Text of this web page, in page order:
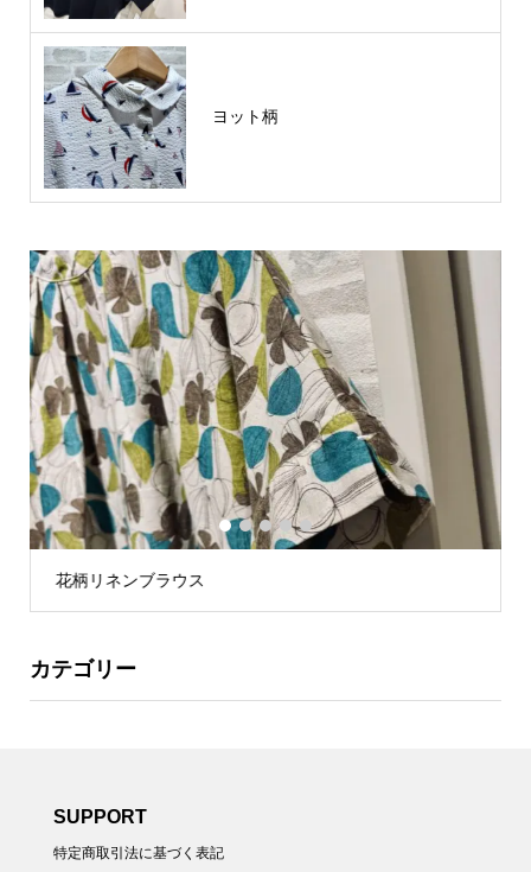
ヨット柄
花柄リネンブラウス
1 2 3 5
カテゴリー
SUPPORT
特定商取引法に基づく表記